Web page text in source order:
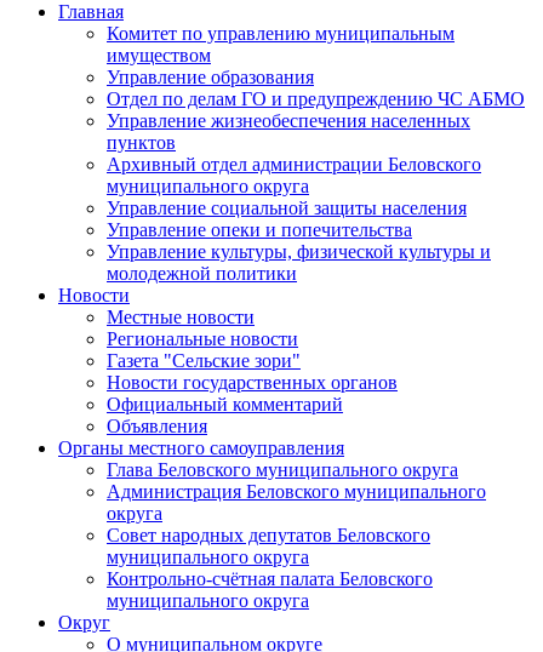
Главная
Комитет по управлению муниципальным
имуществом
Управление образования
Отдел по делам ГО и предупреждению ЧС АБМО
Управление жизнеобеспечения населенных
пунктов
Архивный отдел администрации Беловского
муниципального округа
Управление социальной защиты населения
Управление опеки и попечительства
Управление культуры, физической культуры и
молодежной политики
Новости
Местные новости
Региональные новости
Газета "Сельские зори"
Новости государственных органов
Официальный комментарий
Объявления
Органы местного самоуправления
Глава Беловского муниципального округа
Администрация Беловского муниципального
округа
Совет народных депутатов Беловского
муниципального округа
Контрольно-счётная палата Беловского
муниципального округа
Округ
О муниципальном округе